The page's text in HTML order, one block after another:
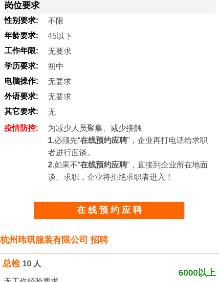
岗位要求
性别要求:
不限
年龄要求:
45以下
工作年限:
无要求
学历要求:
初中
电脑操作:
无要求
外语要求:
无要求
其它要求:
无
疫情防控:
为减少人员聚集、减少接触
1.必须先“在线预约应聘”，企业再打电话给求职
者进行面谈。
2.如果不“在线预约应聘”，直接到企业所在地面
谈、求职，企业将拒绝求职者进入！
在 线 预 约 应 聘
杭州玮琪服装有限公司 招聘
总检 10 人
6000以上